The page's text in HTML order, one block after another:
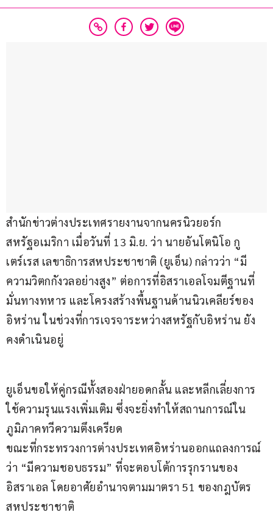
สำนักข่าวต่างประเทศรายงานจากนครนิวยอร์ก
สหรัฐอเมริกา เมื่อวันที่ 13 มิ.ย. ว่า นายอันโตนิโอ กู
เตร์เรส เลขาธิการสหประชาชาติ (ยูเอ็น) กล่าวว่า “มี
ความวิตกกังวลอย่างสูง” ต่อการที่อิสราเอลโจมตีฐานที่
มั่นทางทหาร และโครงสร้างพื้นฐานด้านนิวเคลียร์ของ
อิหร่าน ในช่วงที่การเจรจาระหว่างสหรัฐกับอิหร่าน ยัง
คงดำเนินอยู่
ยูเอ็นขอให้คู่กรณีทั้งสองฝ่ายอดกลั้น และหลีกเลี่ยงการ
ใช้ความรุนแรงเพิ่มเติม ซึ่งจะยิ่งทำให้สถานการณ์ใน
ภูมิภาคทวีความตึงเครียด
ขณะที่กระทรวงการต่างประเทศอิหร่านออกแถลงการณ์
ว่า “มีความชอบธรรม” ที่จะตอบโต้การรุกรานของ
อิสราเอล โดยอาศัยอำนาจตามมาตรา 51 ของกฎบัตร
สหประชาชาติ